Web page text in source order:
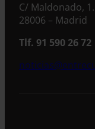
C/ Maldonado, 1.
28006 – Madrid
Tlf. 91 590 26 72